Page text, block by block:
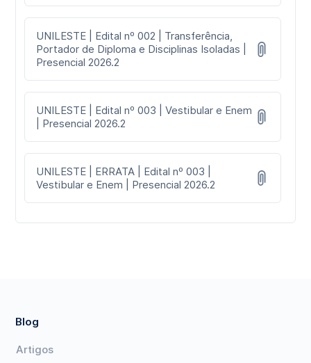
UNILESTE | Edital nº 002 | Transferência,
Portador de Diploma e Disciplinas Isoladas |
Presencial 2026.2
UNILESTE | Edital nº 003 | Vestibular e Enem
| Presencial 2026.2
UNILESTE | ERRATA | Edital nº 003 |
Vestibular e Enem | Presencial 2026.2
Blog
Artigos